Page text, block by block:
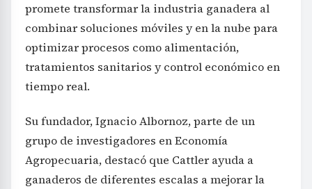
promete transformar la industria ganadera al
combinar soluciones móviles y en la nube para
optimizar procesos como alimentación,
tratamientos sanitarios y control económico en
tiempo real.
Su fundador, Ignacio Albornoz, parte de un
grupo de investigadores en Economía
Agropecuaria, destacó que Cattler ayuda a
ganaderos de diferentes escalas a mejorar la